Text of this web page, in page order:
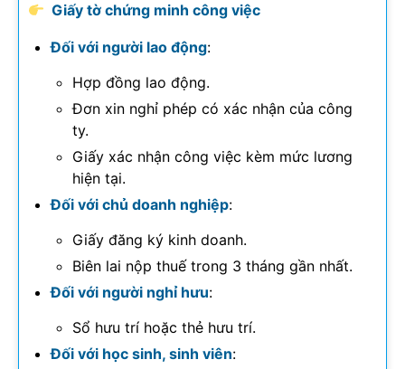
Giấy tờ chứng minh công việc
Đối với người lao động:
Hợp đồng lao động.
Đơn xin nghỉ phép có xác nhận của công
ty.
Giấy xác nhận công việc kèm mức lương
hiện tại.
Đối với chủ doanh nghiệp:
Giấy đăng ký kinh doanh.
Biên lai nộp thuế trong 3 tháng gần nhất.
Đối với người nghỉ hưu:
Sổ hưu trí hoặc thẻ hưu trí.
Đối với học sinh, sinh viên: